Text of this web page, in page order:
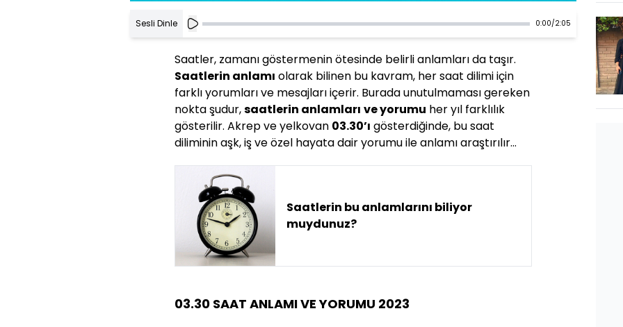
Sesli Dinle 0:00/2:05
Saatler, zamanı göstermenin ötesinde belirli anlamları da taşır.
Saatlerin anlamı olarak bilinen bu kavram, her saat dilimi için
farklı yorumları ve mesajları içerir. Burada unutulmaması gereken
nokta şudur,saatlerin anlamları ve yorumu her yıl farklılık
gösterilir. Akrep ve yelkovan 03.30’ı gösterdiğinde, bu saat
diliminin aşk, iş ve özel hayata dair yorumu ile anlamı araştırılır...
Saatlerin bu anlamlarını biliyor
muydunuz?
03.30 SAAT ANLAMI VE YORUMU 2023